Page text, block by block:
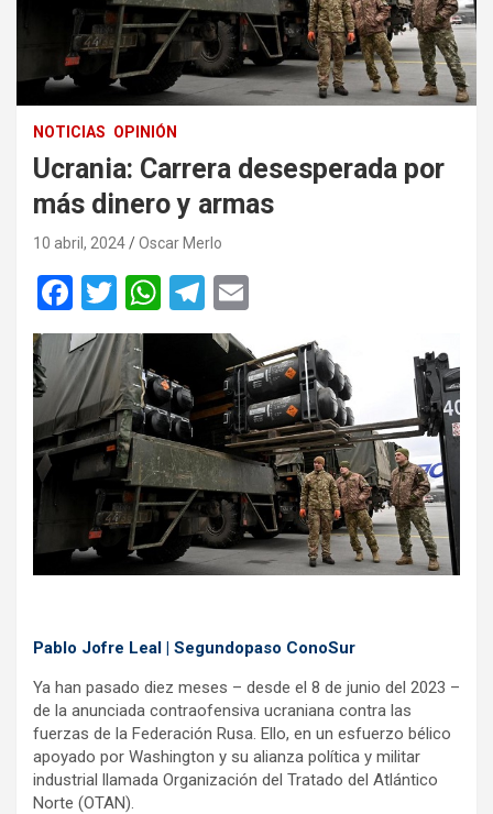
NOTICIAS OPINIÓN
Ucrania: Carrera desesperada por
más dinero y armas
10 abril, 2024 Oscar Merlo
F
a
ce
b
o
o
T
wi
tt
er
W
h
s
A
p
p
T
el
gr
m
ail
Pablo Jofre Leal | Segundopaso ConoSur
Ya han pasado diez meses – desde el 8 de junio del 2023 –
de la anunciada contraofensiva ucraniana contra las
fuerzas de la Federación Rusa. Ello, en un esfuerzo bélico
apoyado por Washington y su alianza política y militar
industrial llamada Organización del Tratado del Atlántico
Norte (OTAN).